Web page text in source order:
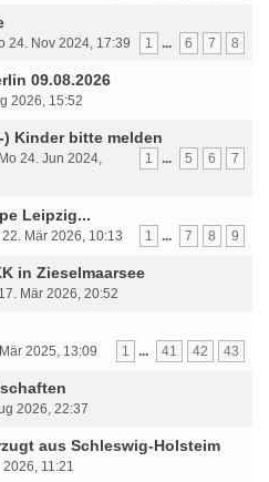
1 ... 6 7 8
24. Nov 2024, 17:39
09.08.2026
2026, 15:52
Kinder bitte melden
1 ... 5 6 7
24. Jun 2024,
Leipzig...
1 ... 7 8 9
Mär 2026, 10:13
in Zieselmaarsee
Mär 2026, 20:52
1 ... 41 42 43
2025, 13:09
2026, 22:37
aus Schleswig-Holsteim
11:21